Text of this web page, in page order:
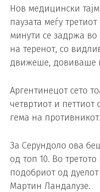
Нов медицински
паузата меѓу
минути се задржа во
на теренот, со
движеше, довиваше
Аргентинецот сето
четвртиот и
гема на противникот.
За Серундоло ова
од топ 10. Во
подобриот од
Мартин Ландалузе.